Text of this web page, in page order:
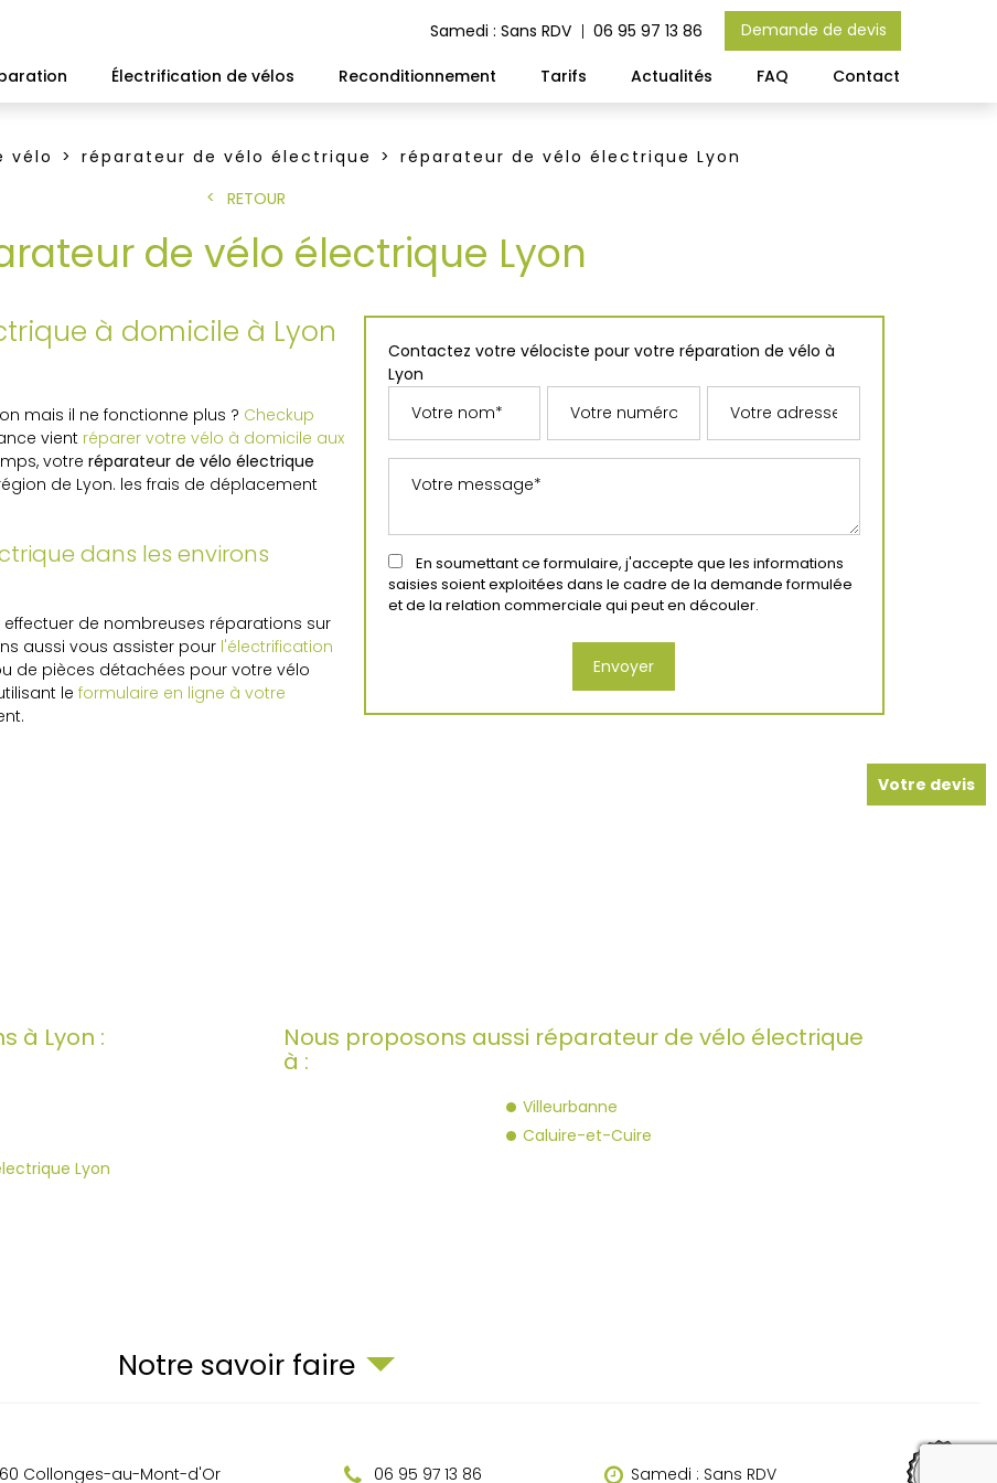
Samedi : Sans RDV 06 95 97 13 86 Demande de devis
Électrification de vélos Reconditionnement Tarifs Actualités FAQ Contact
vélo réparateur de vélo électrique
réparateur de vélo électrique Lyon
RETOUR
de vélo électrique Lyon
à domicile à Lyon
mais il ne fonctionne plus ? Checkup
vient réparer votre vélo à domicile aux
votre réparateur de vélo électrique
de Lyon. les frais de déplacement
dans les environs
effectuer de nombreuses réparations sur
aussi vous assister pour l'électrification
de pièces détachées pour votre vélo
le formulaire en ligne à votre
Contactez votre vélociste pour votre réparation de vélo à
Lyon
En soumettant ce formulaire, j'accepte que les informations
saisies soient exploitées dans le cadre de la demande formulée
et de la relation commerciale qui peut en découler.
à Lyon :
Lyon
Nous proposons aussi réparateur de vélo électrique
à :
Villeurbanne
Caluire-et-Cuire
Votre devis
Notre savoir faire
Collonges-au-Mont-d'Or 06 95 97 13 86 Samedi : Sans RDV